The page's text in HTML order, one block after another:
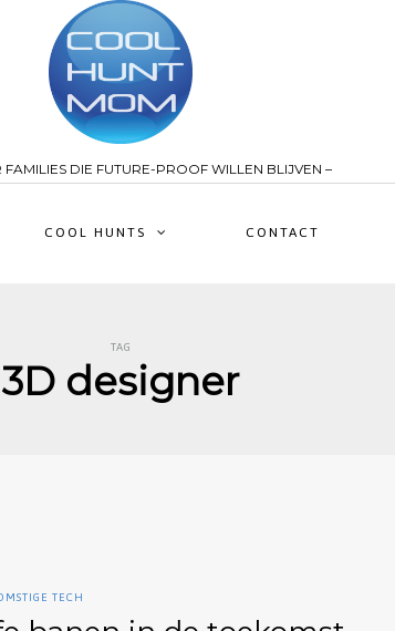
FAMILIES DIE FUTURE-PROOF WILLEN BLIJVEN –
COOL HUNTS CONTACT
TAG
3D designer
TECH